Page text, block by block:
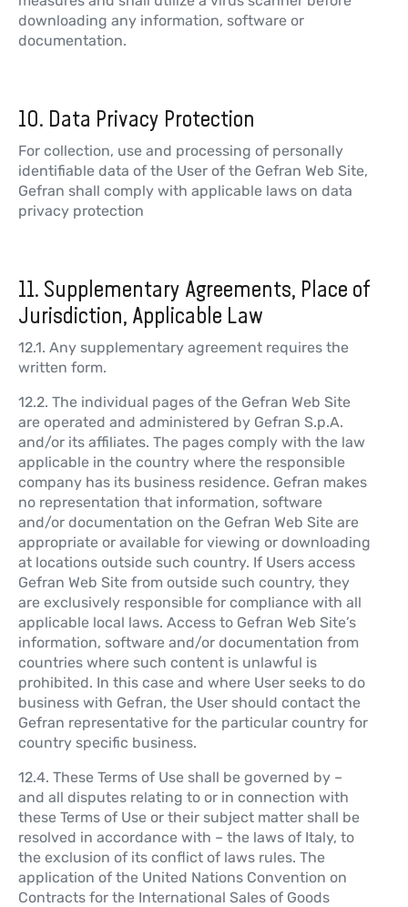
downloading any information, software or
documentation.
10. Data Privacy Protection
For collection, use and processing of personally
identifiable data of the User of the Gefran Web Site,
Gefran shall comply with applicable laws on data
privacy protection
11. Supplementary Agreements, Place of
Jurisdiction, Applicable Law
12.1. Any supplementary agreement requires the
written form.
12.2. The individual pages of the Gefran Web Site
are operated and administered by Gefran S.p.A.
and/or its affiliates. The pages comply with the law
applicable in the country where the responsible
company has its business residence. Gefran makes
no representation that information, software
and/or documentation on the Gefran Web Site are
appropriate or available for viewing or downloading
at locations outside such country. If Users access
Gefran Web Site from outside such country, they
are exclusively responsible for compliance with all
applicable local laws. Access to Gefran Web Site’s
information, software and/or documentation from
countries where such content is unlawful is
prohibited. In this case and where User seeks to do
business with Gefran, the User should contact the
Gefran representative for the particular country for
country specific business.
12.4. These Terms of Use shall be governed by –
and all disputes relating to or in connection with
these Terms of Use or their subject matter shall be
resolved in accordance with – the laws of Italy, to
the exclusion of its conflict of laws rules. The
application of the United Nations Convention on
Contracts for the International Sales of Goods